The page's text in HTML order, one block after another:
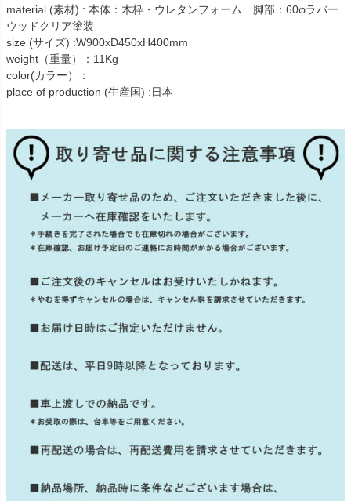
material (素材) : 本体：木枠・ウレタンフォーム 脚部：60φラバー
ウッドクリア塗装
size (サイズ) :W900xD450xH400mm
weight（重量）：11Kg
color(カラー）：
place of production (生産国) :日本